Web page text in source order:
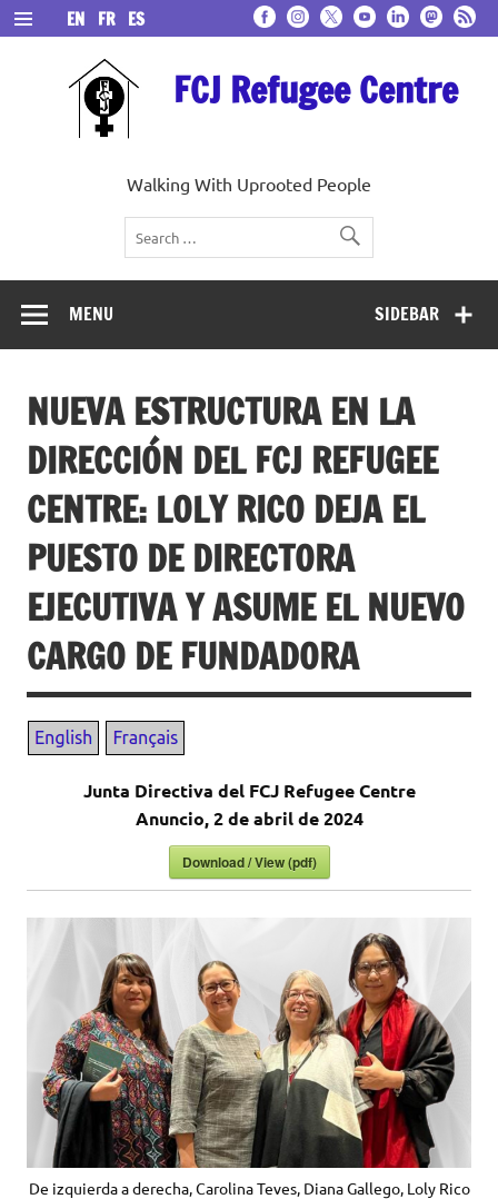
Skip
to
content
FCJ Refugee Centre
Walking With Uprooted People
EN FR ES
SIDEBAR
MENU
NUEVA ESTRUCTURA EN LA
DIRECCIÓN DEL FCJ REFUGEE
CENTRE: LOLY RICO DEJA EL
PUESTO DE DIRECTORA
EJECUTIVA Y ASUME EL NUEVO
CARGO DE FUNDADORA
Junta Directiva del FCJ Refugee Centre
Anuncio, 2 de abril de 2024
Download / View (pdf)
De izquierda a derecha, Carolina Teves, Diana Gallego, Loly Rico